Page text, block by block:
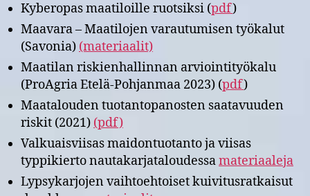
Kyberopas maatiloille ruotsiksi (pdf)
Maavara – Maatilojen varautumisen työkalut
(Savonia) (materiaalit)
Maatilan riskienhallinnan arviointityökalu
(ProAgria Etelä-Pohjanmaa 2023) (pdf)
Maatalouden tuotantopanosten saatavuuden
riskit (2021) (pdf)
Valkuaisviisas maidontuotanto ja viisas
typpikierto nautakarjataloudessamateriaaleja
Lypsykarjojen vaihtoehtoiset kuivitusratkaisut